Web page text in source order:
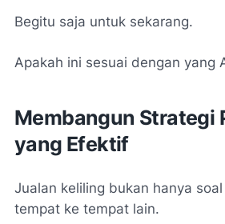
Begitu saja untuk sekarang.
Apakah ini sesuai dengan yang
Membangun Strategi
yang Efektif
Jualan keliling bukan hanya
tempat ke tempat lain.